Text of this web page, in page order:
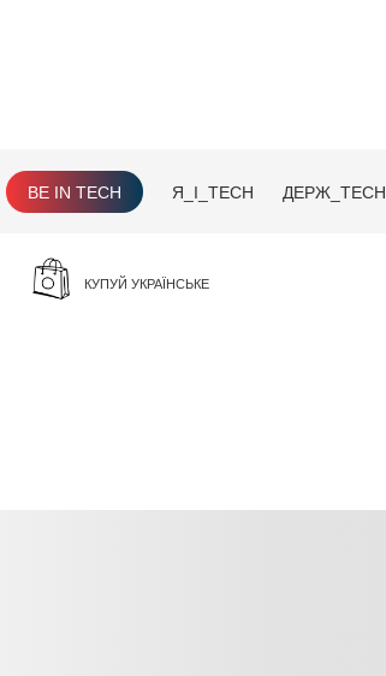
BE IN TECH Я_І_TECH ДЕРЖ_TECH
КУПУЙ УКРАЇНСЬКЕ